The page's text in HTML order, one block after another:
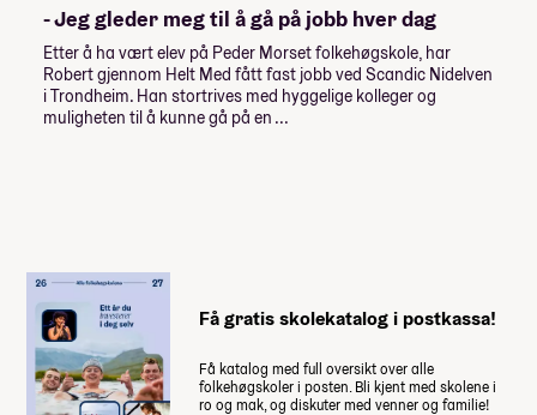
- Jeg gleder meg til å gå på jobb hver dag
Etter å ha vært elev på Peder Morset folkehøgskole, har
Robert gjennom Helt Med fått fast jobb ved Scandic Nidelven
i Trondheim. Han stortrives med hyggelige kolleger og
muligheten til å kunne gå på en ...
Få gratis skolekatalog i postkassa!
Få katalog med full oversikt over alle
folkehøgskoler i posten. Bli kjent med skolene i
ro og mak, og diskuter med venner og familie!